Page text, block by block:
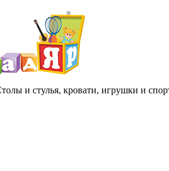
и стулья, кровати, игрушки и